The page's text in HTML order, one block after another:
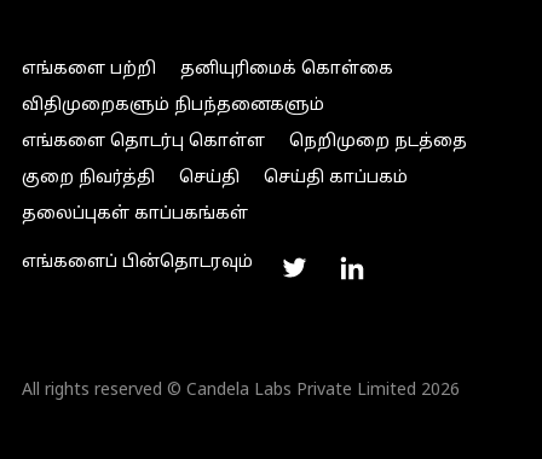
எங்களை பற்றி
தனியுரிமைக் கொள்கை
விதிமுறைகளும் நிபந்தனைகளும்
எங்களை தொடர்பு கொள்ள
நெறிமுறை நடத்தை
குறை நிவர்த்தி
செய்தி
செய்தி காப்பகம்
தலைப்புகள் காப்பகங்கள்
எங்களைப் பின்தொடரவும்
All rights reserved © Candela Labs Private Limited 2026